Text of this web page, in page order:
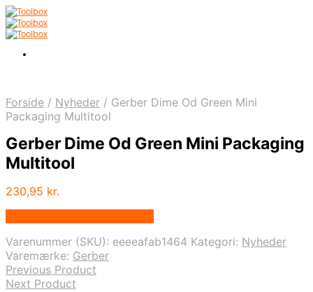
Forside / Nyheder / Gerber Dime Od Green Mini
Packaging Multitool
Gerber Dime Od Green Mini Packaging
Multitool
230,95 kr.
Varenummer (SKU): eeeeafab1464 Kategori: Nyheder
Varemærke: Gerber
Previous Product
Next Product